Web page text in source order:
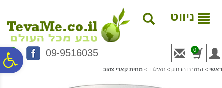
נגישות
המרכזי
ניווט
09-9516035 0
ראשי > המזרח הרחוק > תאילנד > מחית קארי צהוב